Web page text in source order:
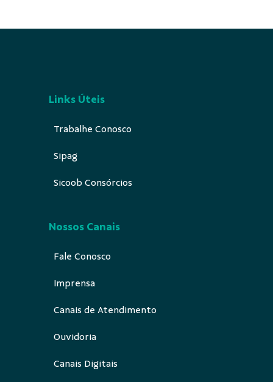
Links Úteis
Trabalhe Conosco
Sipag
Sicoob Consórcios
Nossos Canais
Fale Conosco
Imprensa
Canais de Atendimento
Ouvidoria
Canais Digitais